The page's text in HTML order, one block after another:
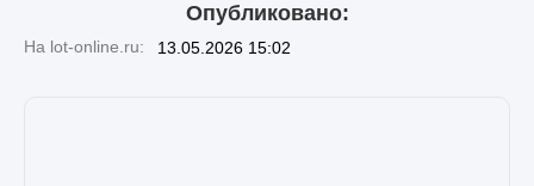
Опубликовано:
На lot-online.ru: 13.05.2026 15:02